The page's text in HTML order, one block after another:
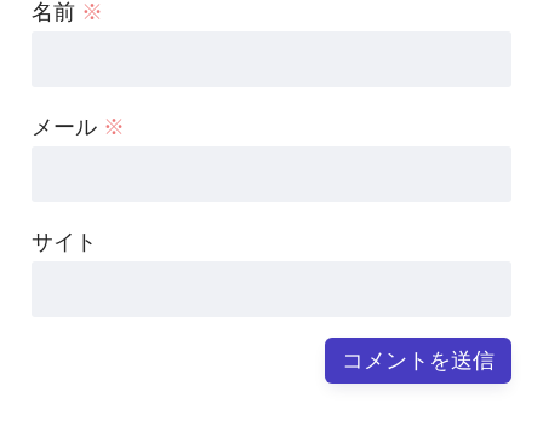
名前 ※
メール ※
サイト